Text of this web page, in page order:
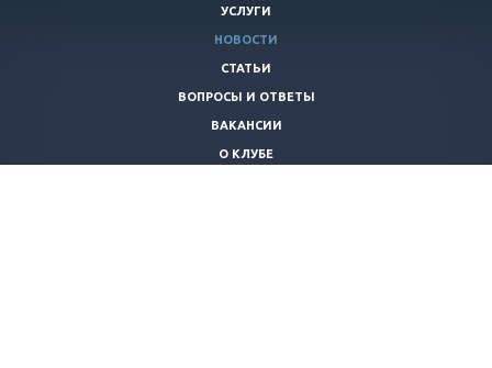
УСЛУГИ
НОВОСТИ
СТАТЬИ
ВОПРОСЫ И ОТВЕТЫ
ВАКАНСИИ
О КЛУБЕ